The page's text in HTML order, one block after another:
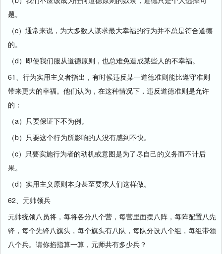
题。
（c）通常来说，为大多数人谋求最大幸福的行为并不总是符合道德
的。
（d）即使我们服从道德原则，也总难免造成某些人的不幸福。
61、行为实用主义者指出，有时候违反某一道德准则能比遵守准则
带来更大的幸福。他们认为，在这种情况下，违反道德准则是允许
的：
（a）只要保证下不为例。
（b）只要这个行为所影响的人没有感到不快。
（c）只要实施行为者的动机或意图是为了尽自己的义务而不计后
果。
（d）实用主义原则本身甚至要求人们这样做。
62、元帅领兵
元帅统领八员将，每将各分八个营，每营里面摆八阵，每阵配置八先
锋，每个先锋八旗头，每个旗头有八队，每队分设八个组，每组带领
八个兵。请你掐指算一算，元师共有多少兵？